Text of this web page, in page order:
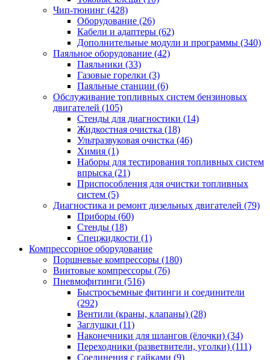
Чип-тюнинг (428)
Оборудование (26)
Кабели и адаптеры (62)
Дополнительные модули и программы (340)
Паяльное оборудование (42)
Паяльники (33)
Газовые горелки (3)
Паяльные станции (6)
Обслуживание топливных систем бензиновых
двигателей (105)
Стенды для диагностики (14)
Жидкостная очистка (18)
Ультразвуковая очистка (46)
Химия (1)
Наборы для тестирования топливных систем
впрыска (21)
Приспособления для очистки топливных
систем (5)
Диагностика и ремонт дизельных двигателей (79)
Приборы (60)
Стенды (18)
Спецжидкости (1)
Компрессорное оборудование
Поршневые компрессоры (180)
Винтовые компрессоры (76)
Пневмофитинги (516)
Быстросъемные фитинги и соединители
(292)
Вентили (краны, клапаны) (28)
Заглушки (11)
Наконечники для шлангов (ёлочки) (34)
Переходники (разветвители, уголки) (111)
Соединения с гайками (9)